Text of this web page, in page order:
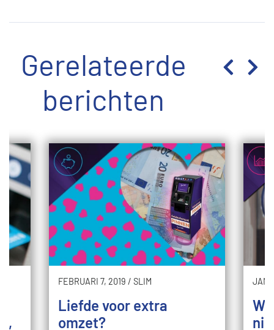
Gerelateerde
berichten
FEBRUARI 7, 2019 / SLIM
Liefde voor extra
omzet?